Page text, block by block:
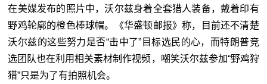
在美媒发布的照片中，沃尔兹身着全套猎人装备，戴着印有
野鸡轮廓的橙色棒球帽。《华盛顿邮报》称，目前还不清楚
沃尔兹的这些努力是否“击中了”目标选民的心，而特朗普竞
选团队也在利用相关素材制作视频，嘲笑沃尔兹参加“野鸡狩
猎”只是为了有拍照机会。